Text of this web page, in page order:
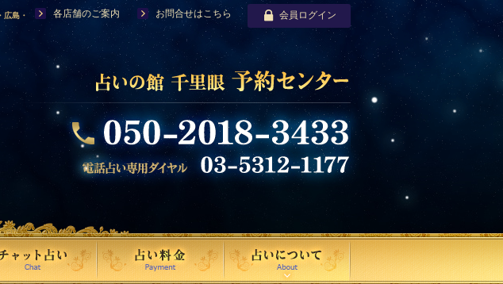
広島・
崎・山
判の人
各店舗のご案内 お問合せはこちら 会員ログイン